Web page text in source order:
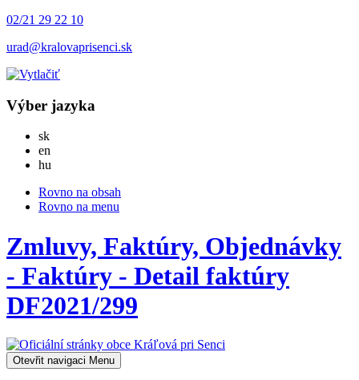
02/21 29 22 10
urad@kralovaprisenci.sk
Výber jazyka
skSlovensky
en
hu
Rovno na obsah
Rovno na menu
Zmluvy, Faktúry, Objednávky
- Faktúry - Detail faktúry
DF2021/299
Otevřit navigaci Menu